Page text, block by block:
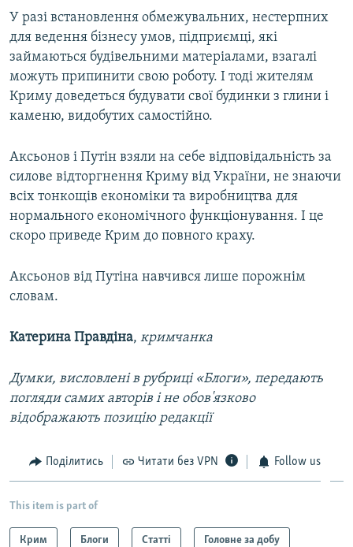
У разі встановлення обмежувальних, нестерпних
для ведення бізнесу умов, підприємці, які
займаються будівельними матеріалами, взагалі
можуть припинити свою роботу. І тоді жителям
Криму доведеться будувати свої будинки з глини і
каменю, видобутих самостійно.
Аксьонов і Путін взяли на себе відповідальність за
силове відторгнення Криму від України, не знаючи
всіх тонкощів економіки та виробництва для
нормального економічного функціонування. І це
скоро приведе Крим до повного краху.
Аксьонов від Путіна навчився лише порожнім
словам.
Катерина Правдіна, кримчанка
Думки, висловлені в рубриці «Блоги», передають
погляди самих авторів і не обов'язково
відображають позицію редакції
Поділитись Читати без VPN Follow us
This item is part of
Крим Блоги Статті Головне за добу